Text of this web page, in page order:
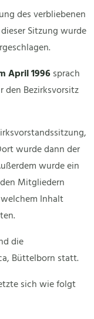
des verbliebenen
Sitzung wurde
April 1996sprach
Bezirksvorsitz
wurde dann der
wurde ein
Mitgliedern
Inhalt
die
Büttelborn statt.
sich wie folgt